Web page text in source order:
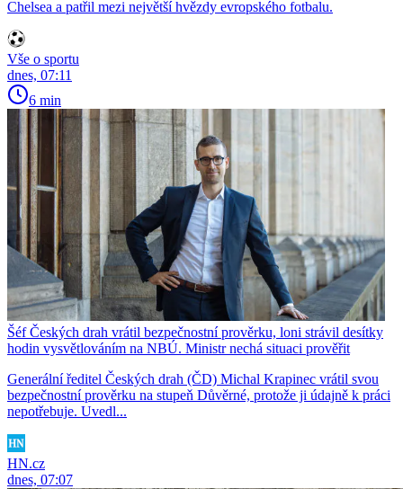
Chelsea a patřil mezi největší hvězdy evropského fotbalu.
Vše o sportu
dnes, 07:11
6 min
Šéf Českých drah vrátil bezpečnostní prověrku, loni strávil desítky
hodin vysvětlováním na NBÚ. Ministr nechá situaci prověřit
Generální ředitel Českých drah (ČD) Michal Krapinec vrátil svou
bezpečnostní prověrku na stupeň Důvěrné, protože ji údajně k práci
nepotřebuje. Uvedl...
HN.cz
dnes, 07:07